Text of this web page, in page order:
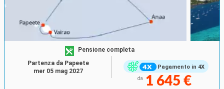
Pagamento in 4X
Pensione completa
da 1 645 €
Partenza da Papeete
mer 05 mag 2027